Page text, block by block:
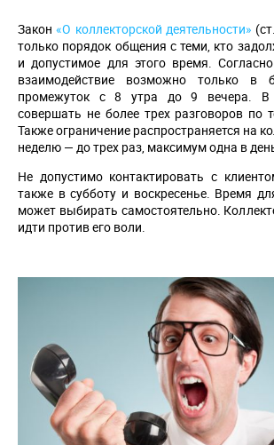
Закон«О коллекторской деятельности»
только порядок общения с теми, кто
и допустимое для этого время.
взаимодействие возможно только
промежуток с 8 утра до 9 вечера. В
совершать не более трех разговоров по
Также ограничение распространяется на
неделю — до трех раз, максимум одна в
Не допустимо контактировать с
также в субботу и воскресенье. Время
может выбирать самостоятельно.
идти против его воли.